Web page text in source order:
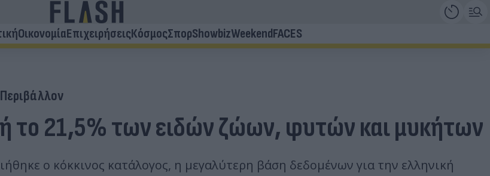
ΟικονομίαΕπιχειρήσειςΚόσμοςΣπορShowbizWeekendFACES
Περιβάλλον
το 21,5% των ειδών ζώων, φυτών και μυκήτων
ο κόκκινος κατάλογος, η μεγαλύτερη βάση δεδομένων για την ελληνική